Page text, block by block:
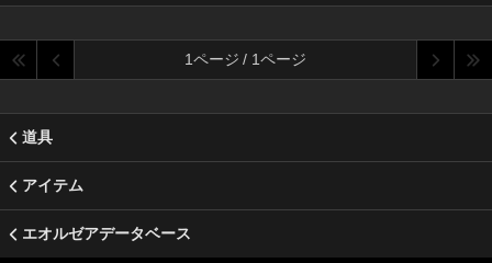
1ページ / 1ページ
道具
アイテム
エオルゼアデータベース